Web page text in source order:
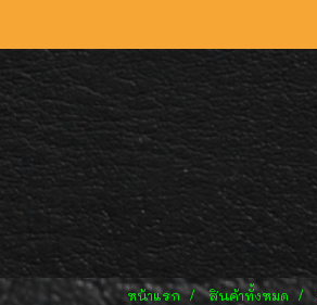
หน้าแรก สินค้าทั้งหมด